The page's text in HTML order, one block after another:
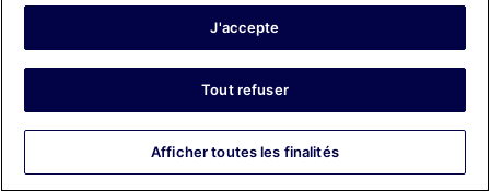
burger au poulet quel régal !) L'accesibilité est facile Les
chambres sont biens (petit moins pour la salle de bain)
Petit plus pour la borne d'arcade Bien situé au niveau de
la zone, gare et centre commercial à proximité Hâte d'y
repartir !
Afficher plus
J'accepte
Tout refuser
Afficher toutes les finalités